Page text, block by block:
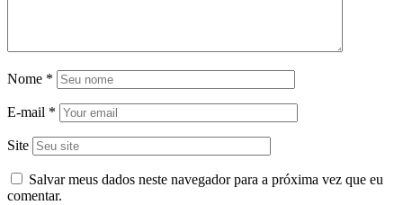
Nome *
E-mail *
Site
Salvar meus dados neste navegador para a próxima vez que eu
comentar.